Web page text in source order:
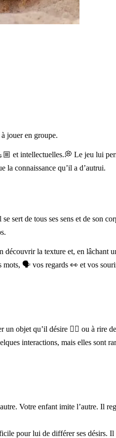
jouer en groupe.
et intellectuelles.💭 Le jeu lui
la connaissance qu’il a d’autrui.
de tous ses sens et de son
la texture et, en
🗣 vos regards 👀 et vos
objet qu’il désire 👉🏼 ou à
interactions, mais elles sont
Votre enfant imite l’autre. Il
pour lui de différer ses désirs. Il